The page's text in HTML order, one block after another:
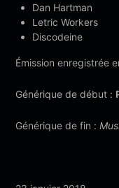
Dan Hartman
Letric Workers
Discodeine
Émission enregistrée
Générique de début :
Générique de fin :